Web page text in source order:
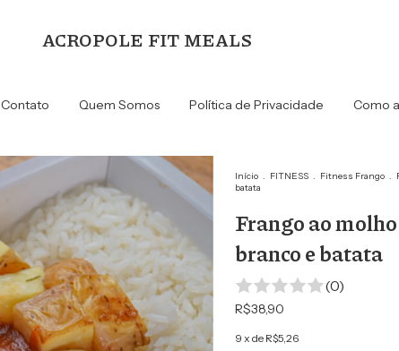
ACROPOLE FIT MEALS
Contato Quem Somos Política de Privacidade Como
Início . FITNESS . Fitness Frango .
batata
Frango ao
branco e batata
(0)
R$38,90
9 x de R$5,26